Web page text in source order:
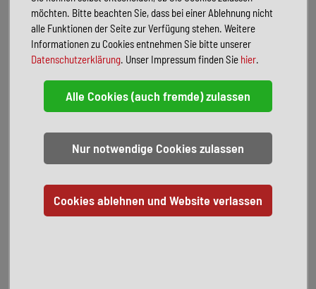
FAHRZEUGBESCHREIBUNG
Sonderausstattung:
Ausstattungs-Paket: Parken
Diebstahl-Warnanlage mit Innenraumüberwachung und
Fahrassistenz-Paket: Stau- und Notfallassistent
Fahrassistenz-Paket: Traveller
Fahrassistenz-System: Müdigkeitserkennung
Gepäckraum-Abtrennung (Netz)
Infotainment-Paket Amundsen
Klimaanlage Climatronic 3-Zonen
möchten. Bitte beachten Sie, dass bei einer Ablehnung nicht
alle Funktionen der Seite zur Verfügung stehen. Weitere
Informationen zu Cookies entnehmen Sie bitte unserer
Datenschutzerklärung. Unser Impressum finden Sie hier.